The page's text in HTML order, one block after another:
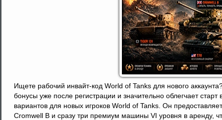
Ищете рабочий инвайт-код World of Tanks для нового
бонусы уже после регистрации и значительно облегчает
вариантов для новых игроков World of Tanks. Он
Cromwell B и сразу три премиум машины VI уровня в аренду,